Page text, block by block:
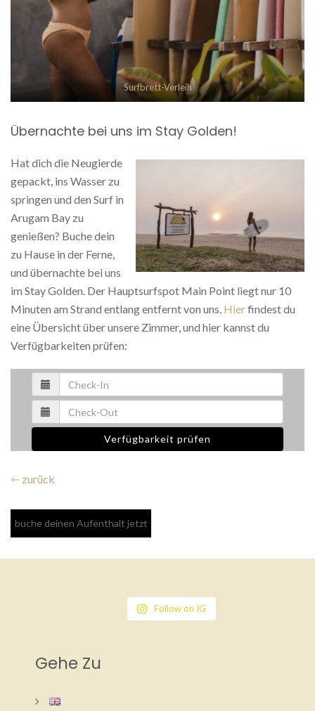
Surfbrett-Verleih
Übernachte bei uns im Stay Golden!
Hat dich die Neugierde
gepackt, ins Wasser zu
springen und den Surf in
Arugam Bay zu
genießen? Buche dein
zu Hause in der Ferne,
und übernachte bei uns
im Stay Golden. Der Hauptsurfspot Main Point liegt nur 10
Minuten am Strand entlang entfernt von uns. Hierfindest du
eine Übersicht über unsere Zimmer, und hier kannst du
Verfügbarkeiten prüfen:
Verfügbarkeit prüfen
⇽ zurück
Follow on IG
Gehe Zu